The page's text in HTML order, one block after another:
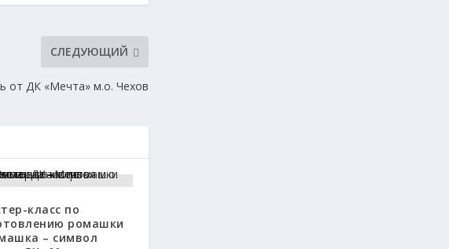
СЛЕДУЮЩИЙ
от ДК «Мечта» м.о. Чехов
класс по
ромашки
– символ